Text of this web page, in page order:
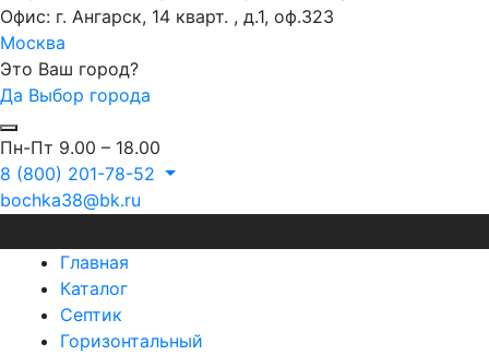
Офис: г. Ангарск, 14 кварт. , д.1, оф.323
Москва
Это Ваш город?
Да Выбор города
Пн-Пт 9.00 – 18.00
8 (800) 201-78-52
bochka38@bk.ru
Главная
Каталог
Септик
Горизонтальный